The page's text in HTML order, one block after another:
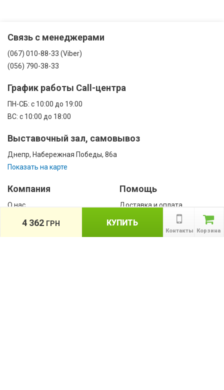
Связь с менеджерами
(067) 010-88-33 (Viber)
(056) 790-38-33
График работы Call-центра
ПН-CБ: с 10:00 до 19:00
ВС: с 10:00 до 18:00
Выставочный зал, самовывоз
Днепр, Набережная Победы, 86а
Показать на карте
Компания
О нас
Помощь
Доставка и оплата
Корзина
Контакты
КУПИТЬ
4 362 ГРН